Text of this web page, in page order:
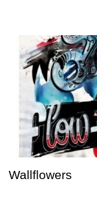
Wallflowers